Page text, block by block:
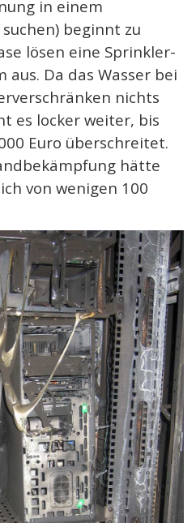
in einem
beginnt zu
lösen eine Sprinkler-
aus. Da das Wasser bei
nichts
es locker weiter, bis
Euro überschreitet.
hätte
von wenigen 100